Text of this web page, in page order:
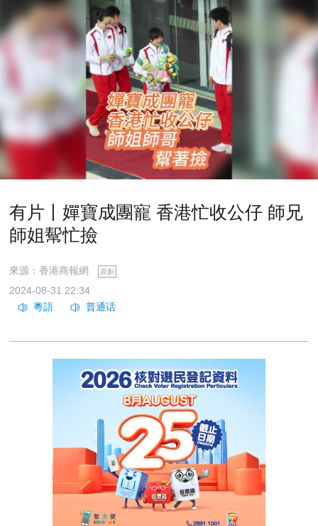
有片丨嬋寶成團寵 香港忙收公仔 師兄
師姐幚忙撿
來源：香港商報網 原創
2024-08-31 22:34